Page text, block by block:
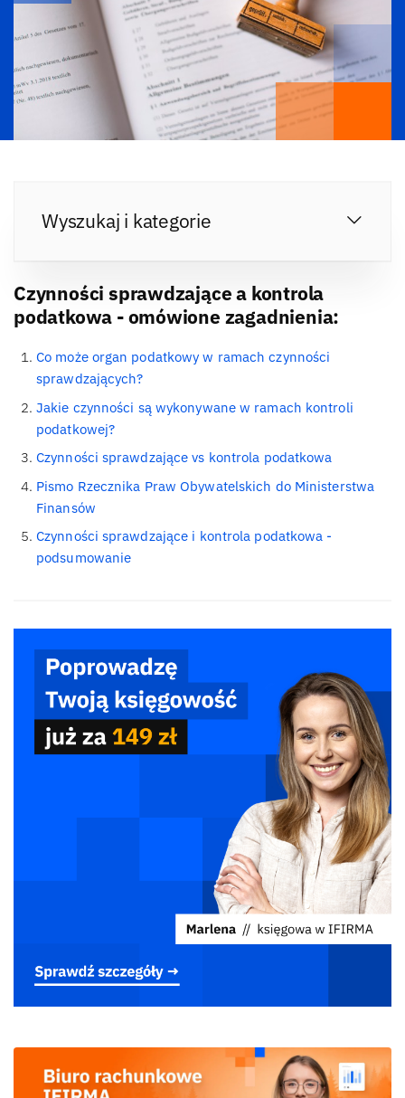
Wyszukaj i kategorie
Czynności sprawdzające a kontrola
podatkowa - omówione zagadnienia:
Co może organ podatkowy w ramach czynności
sprawdzających?
Jakie czynności są wykonywane w ramach kontroli
podatkowej?
Czynności sprawdzające vs kontrola podatkowa
Pismo Rzecznika Praw Obywatelskich do Ministerstwa
Finansów
Czynności sprawdzające i kontrola podatkowa -
podsumowanie